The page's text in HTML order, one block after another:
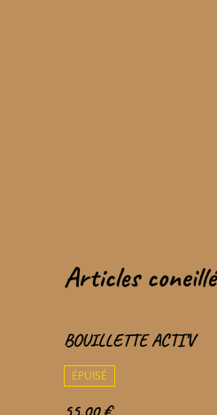
Articles coneillé
BOUILLETTE ACTI’V
ÉPUISÉ